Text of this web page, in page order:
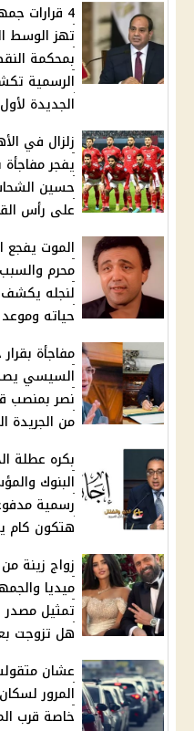
4 قرارات
تهز الوسط
بمحكمة
الرسمية
الجديدة
زلزال في
حسين
على رأس
الموت يفجع
محرم
لنجله يكشف
حياته
مفاجأة
السيسي
نصر بمنصب
من الجريدة
بكره عطلة
البنوك
رسمية
هتكون كام
زواج زينة
ميديا
تمثيل
هل تزوجت
عشان
المرور
خاصة قرب